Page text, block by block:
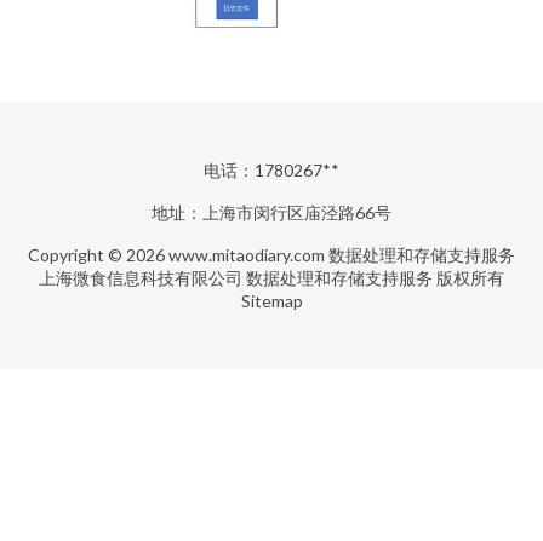
电话：1780267**
地址：上海市闵行区庙泾路66号
Copyright © 2026www.mitaodiary.com 数据处理和存储支持服务
上海微食信息科技有限公司 数据处理和存储支持服务 版权所有
Sitemap